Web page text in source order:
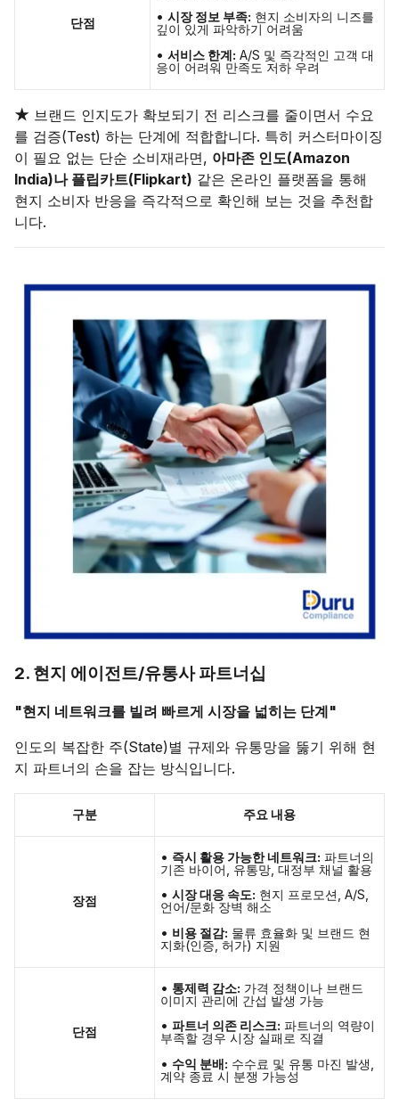
단점
• 시장 정보 부족: 현지 소비자의 니즈를
깊이 있게 파악하기 어려움
• 서비스 한계: A/S 및 즉각적인 고객 대
응이 어려워 만족도 저하 우려
★ 브랜드 인지도가 확보되기 전 리스크를 줄이면서 수요
를 검증(Test) 하는 단계에 적합합니다. 특히 커스터마이징
이 필요 없는 단순 소비재라면, 아마존 인도(Amazon
India)나 플립카트(Flipkart) 같은 온라인 플랫폼을 통해
현지 소비자 반응을 즉각적으로 확인해 보는 것을 추천합
니다.
2. 현지 에이전트/유통사 파트너십
"현지 네트워크를 빌려 빠르게 시장을 넓히는 단계"
인도의 복잡한 주(State)별 규제와 유통망을 뚫기 위해 현
지 파트너의 손을 잡는 방식입니다.
구분 주요 내용
장점
• 즉시 활용 가능한 네트워크: 파트너의
기존 바이어, 유통망, 대정부 채널 활용
• 시장 대응 속도: 현지 프로모션, A/S,
언어/문화 장벽 해소
• 비용 절감: 물류 효율화 및 브랜드 현
지화(인증, 허가) 지원
단점
• 통제력 감소: 가격 정책이나 브랜드
이미지 관리에 간섭 발생 가능
• 파트너 의존 리스크: 파트너의 역량이
부족할 경우 시장 실패로 직결
• 수익 분배: 수수료 및 유통 마진 발생,
계약 종료 시 분쟁 가능성